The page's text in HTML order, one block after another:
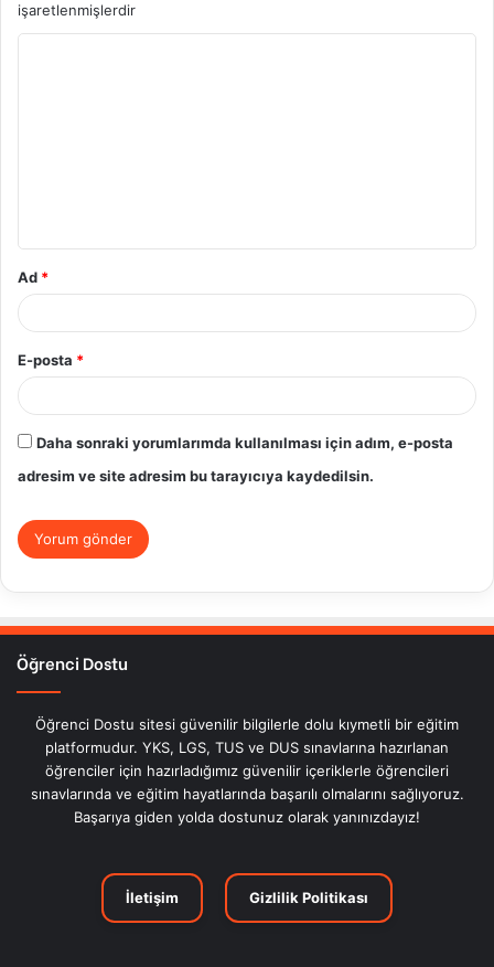
işaretlenmişlerdir
Ad *
E-posta *
Daha sonraki yorumlarımda kullanılması için adım, e-posta
adresim ve site adresim bu tarayıcıya kaydedilsin.
Öğrenci Dostu
Öğrenci Dostu sitesi güvenilir bilgilerle dolu kıymetli bir eğitim
platformudur. YKS, LGS, TUS ve DUS sınavlarına hazırlanan
öğrenciler için hazırladığımız güvenilir içeriklerle öğrencileri
sınavlarında ve eğitim hayatlarında başarılı olmalarını sağlıyoruz.
Başarıya giden yolda dostunuz olarak yanınızdayız!
İletişim Gizlilik Politikası